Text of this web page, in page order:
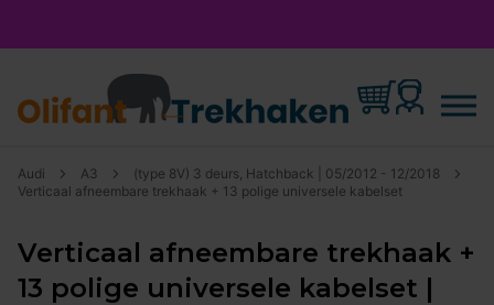
Audi A3
(type 8V) 3 deurs, Hatchback | 05/2012 - 12/2018
Verticaal afneembare trekhaak + 13 polige universele kabelset
Verticaal afneembare trekhaak +
13 polige universele kabelset |